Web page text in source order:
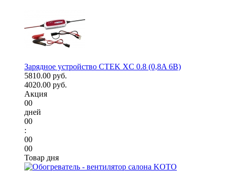
Зарядное устройство CTEK XC 0.8 (0,8A 6В)
5810.00 руб.
4020.00 руб.
Акция
00
дней
00
:
00
00
Товар дня